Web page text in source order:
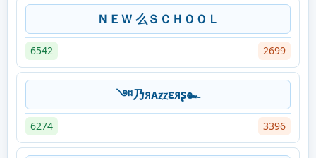
ＮＥＷ 么ＳＣＨＯＯＬ
6542 2699
༇乃ᴙᴀⲍⲍɛᴙʂ๛
6274 3396